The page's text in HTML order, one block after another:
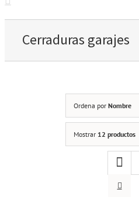
Cerraduras garajes
Ordena por Nombre
Mostrar 12 productos